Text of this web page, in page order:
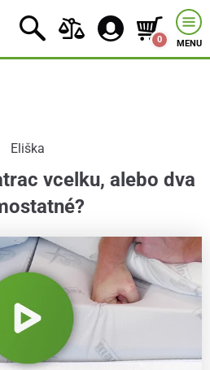
0 MENU
Eliška
vcelku, alebo dva